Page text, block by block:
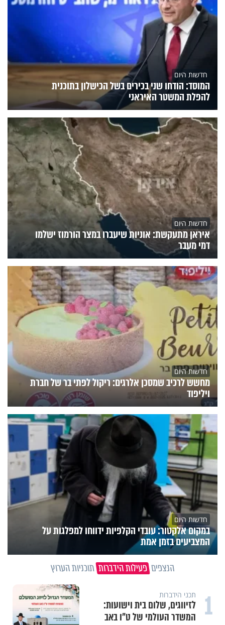
חדשות היום
המוסד: הודחו שני בכירים בשל הכישלון בתוכנית
להפלת המשטר האיראני
חדשות היום
איראן מתעקשת: אוניות שיעברו במצר הורמוז ישלמו
דמי מעבר
חדשות היום
מחשש לרכיב שמסכן אלרגים: ריקול לפתי בר של חברת
ויליפוד
חדשות היום
במקום אלקטור: עובדי הקלפיות ידווחו למפלגות על
המצביעים בזמן אמת
הנצפים פעילות הידברות תוכניות הערוץ
1 תכני הידברות
לזיווגים, שלום בית וישועות:
המשדר העולמי של ט"ו באב